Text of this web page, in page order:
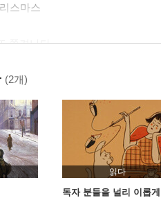
스마스
쫓겨나다
들
관계
(2개)
읽다
독자 분들을 널리 이롭